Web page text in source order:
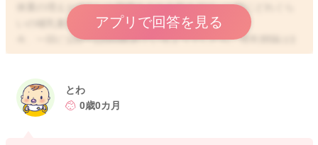
体重の増えが少ないと指摘をされる前までは、一回にどれぐら
いの哺乳量だったでしょうか？
今、一回に100〜120ml飲めているようでしたら、授乳間隔は3
時間開けていただくといいですよ。
一回の授乳で30分以内に飲み終えられるといいようには思いま
アプリで回答を見る
とわ
0歳0カ月